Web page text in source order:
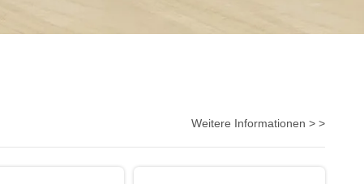
Weitere Informationen > >